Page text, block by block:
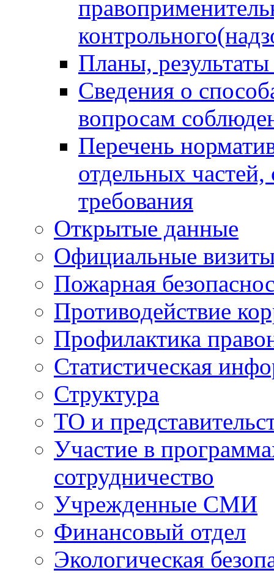
Планы,
Сведения о
вопросам
Перечень
отдельных
требования
Открытые данные
Официальные
Пожарная
Противодействие
Профилактика
Статистическая
Структура
ТО и
Участие в
сотрудничество
Учрежденные СМИ
Финансовый отдел
Экологическая